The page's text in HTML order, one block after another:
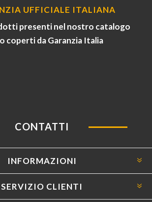
UFFICIALE ITALIANA
presenti nel nostro catalogo
coperti da Garanzia Italia
CONTATTI
INFORMAZIONI
SERVIZIO CLIENTI